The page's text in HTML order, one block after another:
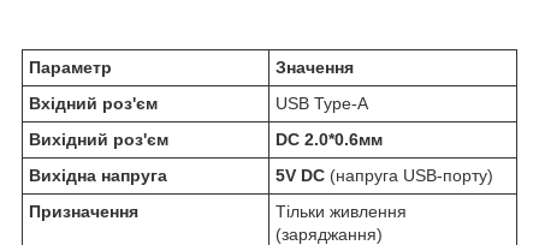
Параметр
Значення
Вхідний роз'єм
USB Type-A
Вихідний роз'єм
DC 2.0*0.6мм
Вихідна напруга
5V DC (напруга USB-порту)
Призначення
Тільки живлення
(заряджання)